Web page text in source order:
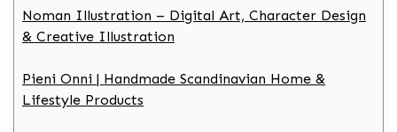
Noman Illustration – Digital Art, Character Design
& Creative Illustration
Pieni Onni | Handmade Scandinavian Home &
Lifestyle Products